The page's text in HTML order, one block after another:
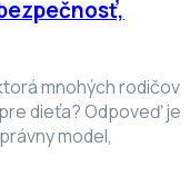
mnohých rodičov
dieťa? Odpoveď je
model,